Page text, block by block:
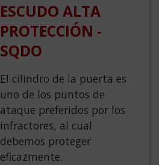
ESCUDO ALTA
PROTECCIÓN -
SQDO
El cilindro de la puerta es
uno de los puntos de
ataque preferidos por los
infractores, al cual
debemos proteger
eficazmente.